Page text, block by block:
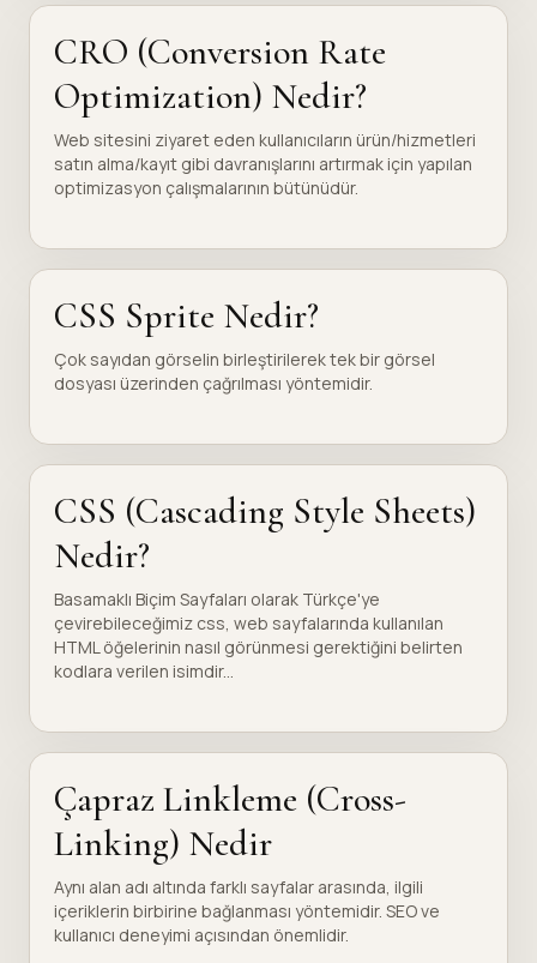
CRO (Conversion Rate
Optimization) Nedir?
Web sitesini ziyaret eden kullanıcıların ürün/hizmetleri
satın alma/kayıt gibi davranışlarını artırmak için yapılan
optimizasyon çalışmalarının bütünüdür.
CSS Sprite Nedir?
Çok sayıdan görselin birleştirilerek tek bir görsel
dosyası üzerinden çağrılması yöntemidir.
CSS (Cascading Style Sheets)
Nedir?
Basamaklı Biçim Sayfaları olarak Türkçe'ye
çevirebileceğimiz css, web sayfalarında kullanılan
HTML öğelerinin nasıl görünmesi gerektiğini belirten
kodlara verilen isimdir...
Çapraz Linkleme (Cross-
Linking) Nedir
Aynı alan adı altında farklı sayfalar arasında, ilgili
içeriklerin birbirine bağlanması yöntemidir. SEO ve
kullanıcı deneyimi açısından önemlidir.